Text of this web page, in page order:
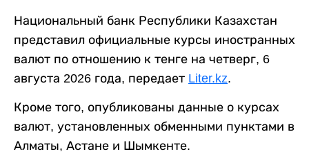
Национальный банк Республики Казахстан
представил официальные курсы иностранных
валют по отношению к тенге на четверг, 6
августа 2026 года, передает Liter.kz.
Кроме того, опубликованы данные о курсах
валют, установленных обменными пунктами в
Алматы, Астане и Шымкенте.